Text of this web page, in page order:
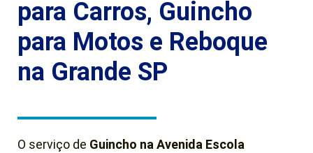
para Carros, Guincho
para Motos e Reboque
na Grande SP
O serviço de Guincho na Avenida Escola